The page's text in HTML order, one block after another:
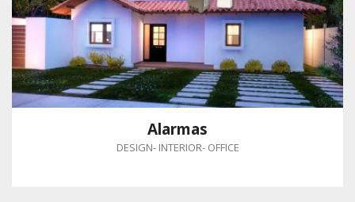
Alarmas
DESIGN- INTERIOR- OFFICE